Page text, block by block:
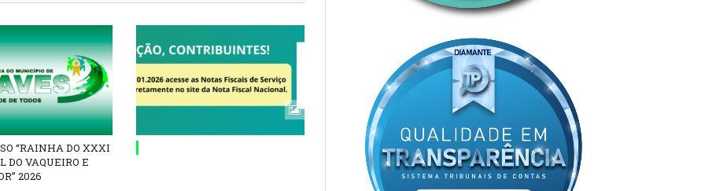
“RAINHA DO XXXI
DO VAQUEIRO E
2026